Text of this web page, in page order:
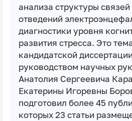
анализа структуры
отведений
диагностики уровня
развития стресса. Это
кандидатской
руководством научных
Анатолия Сергеевича
Екатерины Игоревны
подготовил более 45
которых 23 статьи